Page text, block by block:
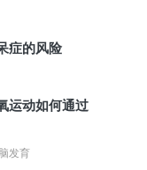
症的风险
运动如何通过
发育